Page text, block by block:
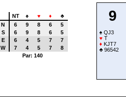
9
♠ QJ3
♥ T
♦ KJT7
♣ 96542
NT ♠ ♥ ♦
♣
N
6 9 8 6
5
S
6 9 8 6
5
E
6 4 5 7
7
W
7 4 5 7
8
Par: 140